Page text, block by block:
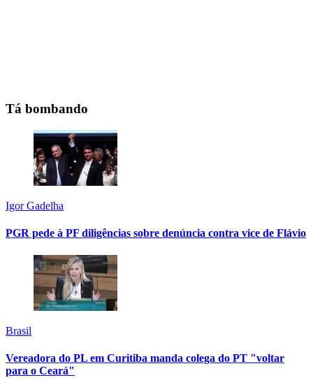
Tá bombando
Igor Gadelha
PGR pede à PF diligências sobre denúncia contra vice de Flávio
Brasil
Vereadora do PL em Curitiba manda colega do PT "voltar
para o Ceará"